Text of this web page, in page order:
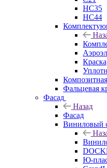
НС35
НС44
Фальцевая
Фасад
Назад
Фасад
Виниловый
Ю-